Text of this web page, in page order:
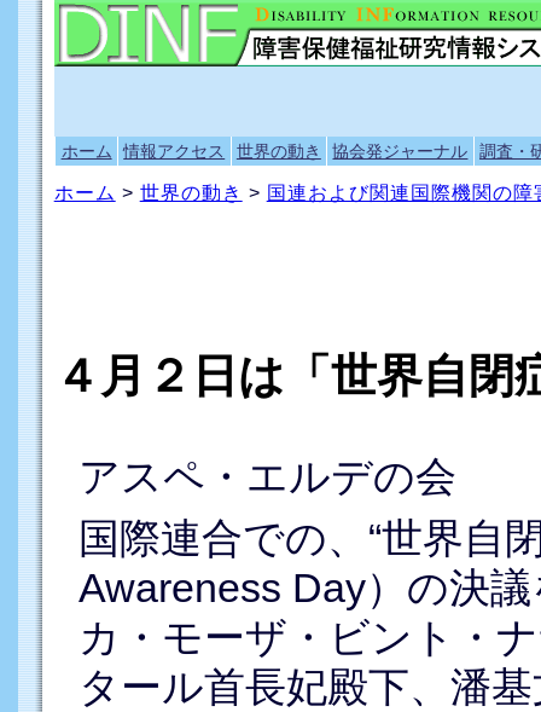
ホーム 情報アクセス 世界の動き 協会発ジャーナル 調査・
ホーム > 世界の動き > 国連および関連国際機関の
４月２日は「世界自閉
アスペ・エルデの会
国際連合での、“世界自
Awareness Day）の決
カ・モーザ・ビント・
タール首長妃殿下、潘